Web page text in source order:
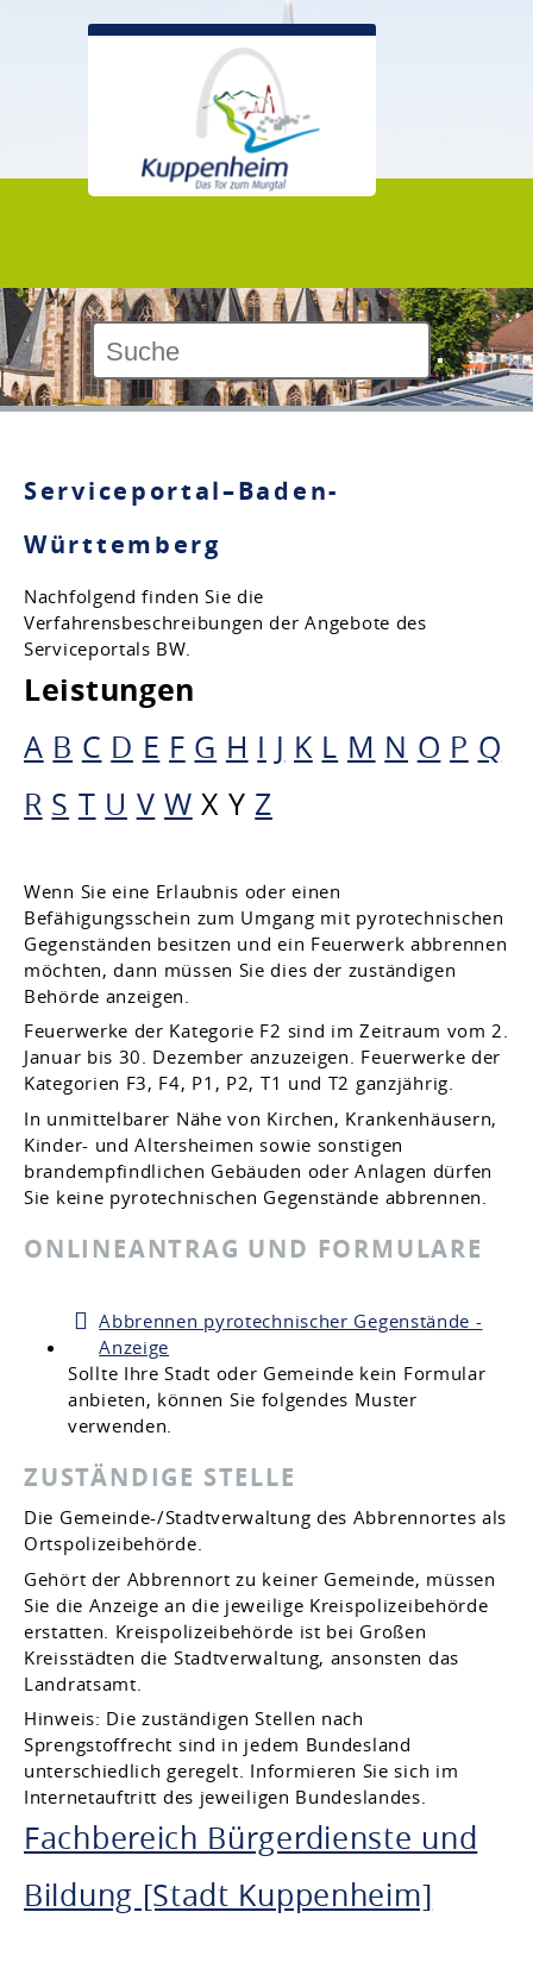
Serviceportal–Baden-
Württemberg
Nachfolgend finden Sie die
Verfahrensbeschreibungen der Angebote des
Serviceportals BW.
Leistungen
A B C D E F G H I J K L M N O P Q
R S T U V W X Y Z
Wenn Sie eine Erlaubnis oder einen
Befähigungsschein zum Umgang mit pyrotechnischen
Gegenständen besitzen und ein Feuerwerk abbrennen
möchten, dann müssen Sie dies der zuständigen
Behörde anzeigen.
Feuerwerke der Kategorie F2 sind im Zeitraum vom 2.
Januar bis 30. Dezember anzuzeigen. Feuerwerke der
Kategorien F3, F4, P1, P2, T1 und T2 ganzjährig.
In unmittelbarer Nähe von Kirchen, Krankenhäusern,
Kinder- und Altersheimen sowie sonstigen
brandempfindlichen Gebäuden oder Anlagen dürfen
Sie keine pyrotechnischen Gegenstände abbrennen.
ONLINEANTRAG UND FORMULARE
Abbrennen pyrotechnischer Gegenstände -
Anzeige
Sollte Ihre Stadt oder Gemeinde kein Formular
anbieten, können Sie folgendes Muster
verwenden.
ZUSTÄNDIGE STELLE
Die Gemeinde-/Stadtverwaltung des Abbrennortes als
Ortspolizeibehörde.
Gehört der Abbrennort zu keiner Gemeinde, müssen
Sie die Anzeige an die jeweilige Kreispolizeibehörde
erstatten. Kreispolizeibehörde ist bei Großen
Kreisstädten die Stadtverwaltung, ansonsten das
Landratsamt.
Hinweis: Die zuständigen Stellen nach
Sprengstoffrecht sind in jedem Bundesland
unterschiedlich geregelt. Informieren Sie sich im
Internetauftritt des jeweiligen Bundeslandes.
Fachbereich Bürgerdienste und
Bildung [Stadt Kuppenheim]